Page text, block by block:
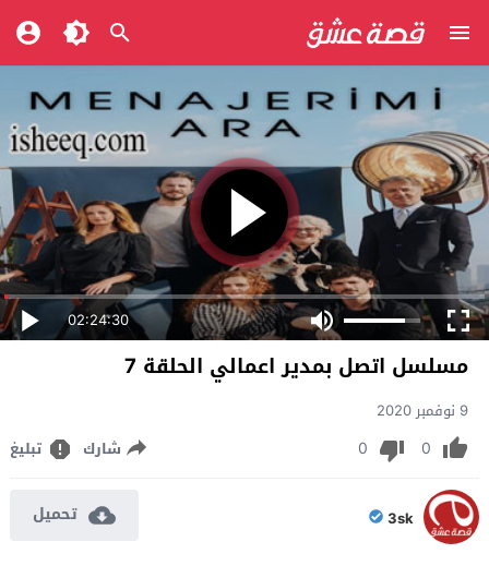
02:24:30
مسلسل اتصل بمدير اعمالي الحلقة 7
9 نوفمبر 2020
0
0 شارك تبليغ
3sk تحميل